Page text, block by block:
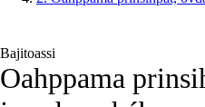
Bajitoassi
Oahppama